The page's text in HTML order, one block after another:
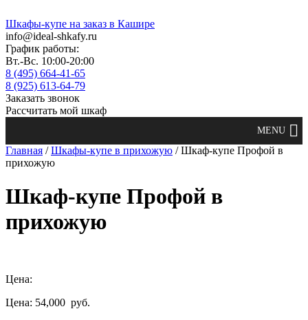
Шкафы-купе на заказ в Кашире
info@ideal-shkafy.ru
График работы:
Вт.-Вс. 10:00-20:00
8 (495) 664-41-65
8 (925) 613-64-79
Заказать звонок
Рассчитать мой шкаф
Главная /Шкафы-купе в прихожую / Шкаф-купе Профой в
прихожую
Шкаф-купе Профой в
прихожую
Цена:
Цена: 54,000 руб.